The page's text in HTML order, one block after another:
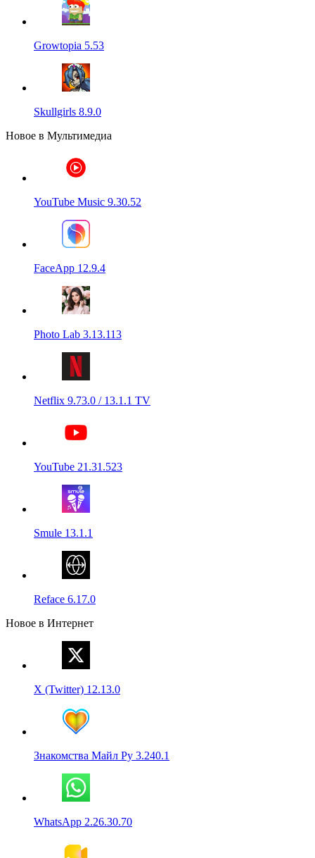
Growtopia 5.53
Skullgirls 8.9.0
Новое в Мультимедиа
YouTube Music 9.30.52
FaceApp 12.9.4
Photo Lab 3.13.113
Netflix 9.73.0 / 13.1.1 TV
YouTube 21.31.523
Smule 13.1.1
Reface 6.17.0
Новое в Интернет
X (Twitter) 12.13.0
Знакомства Майл Ру 3.240.1
WhatsApp 2.26.30.70